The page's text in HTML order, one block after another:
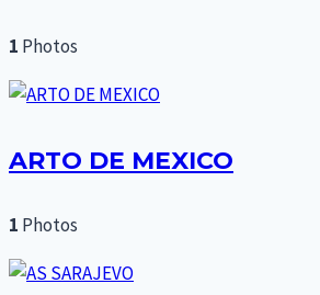
1 Photos
ARTO DE MEXICO
1 Photos